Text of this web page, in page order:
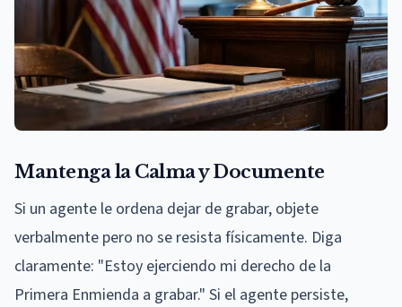
Mantenga la Calma y Documente
Si un agente le ordena dejar de grabar, objete
verbalmente pero no se resista físicamente. Diga
claramente: "Estoy ejerciendo mi derecho de la
Primera Enmienda a grabar." Si el agente persiste,